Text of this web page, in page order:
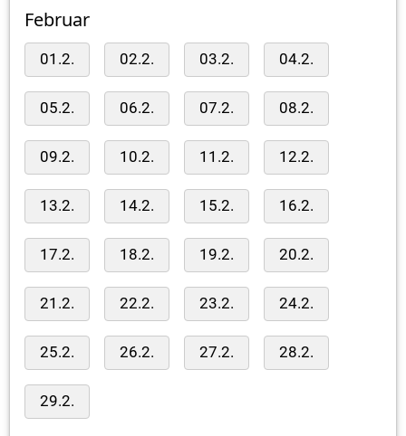
Februar
01.2. 02.2. 03.2. 04.2.
05.2. 06.2. 07.2. 08.2.
09.2. 10.2. 11.2. 12.2.
13.2. 14.2. 15.2. 16.2.
17.2. 18.2. 19.2. 20.2.
21.2. 22.2. 23.2. 24.2.
25.2. 26.2. 27.2. 28.2.
29.2.